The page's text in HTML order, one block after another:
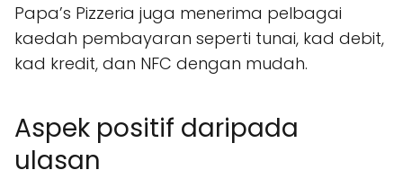
Papa’s Pizzeria juga menerima pelbagai
kaedah pembayaran seperti tunai, kad debit,
kad kredit, dan NFC dengan mudah.
Aspek positif daripada
ulasan